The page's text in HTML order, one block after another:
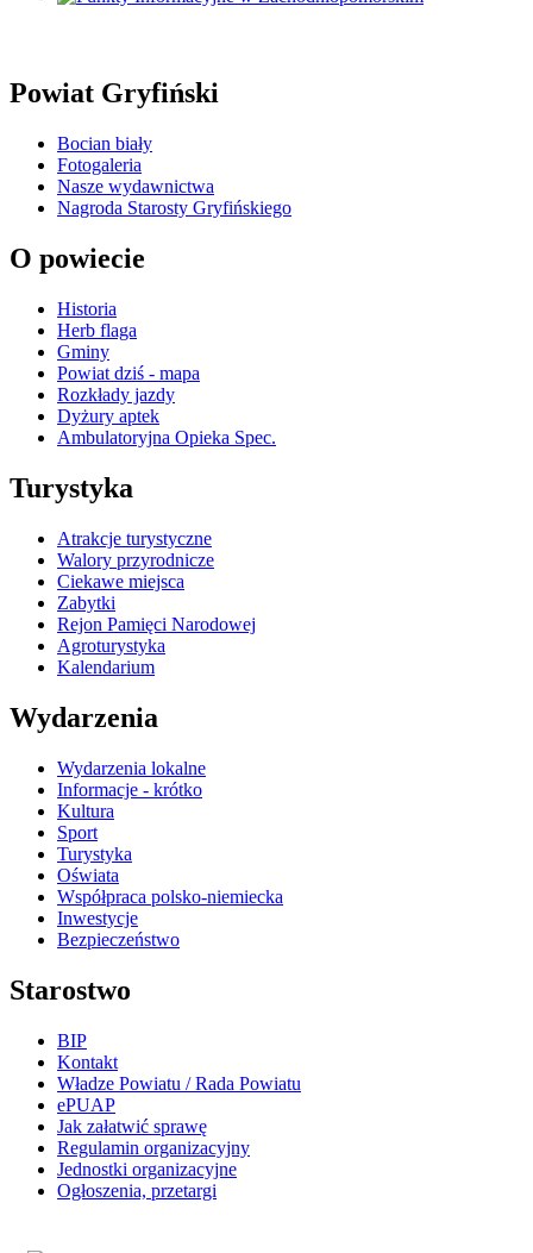
Powiat Gryfiński
Bocian biały
Fotogaleria
Nasze wydawnictwa
Nagroda Starosty Gryfińskiego
O powiecie
Historia
Herb flaga
Gminy
Powiat dziś - mapa
Rozkłady jazdy
Dyżury aptek
Ambulatoryjna Opieka Spec.
Turystyka
Atrakcje turystyczne
Walory przyrodnicze
Ciekawe miejsca
Zabytki
Rejon Pamięci Narodowej
Agroturystyka
Kalendarium
Wydarzenia
Wydarzenia lokalne
Informacje - krótko
Kultura
Sport
Turystyka
Oświata
Współpraca polsko-niemiecka
Inwestycje
Bezpieczeństwo
Starostwo
BIP
Kontakt
Władze Powiatu / Rada Powiatu
ePUAP
Jak załatwić sprawę
Regulamin organizacyjny
Jednostki organizacyjne
Ogłoszenia, przetargi